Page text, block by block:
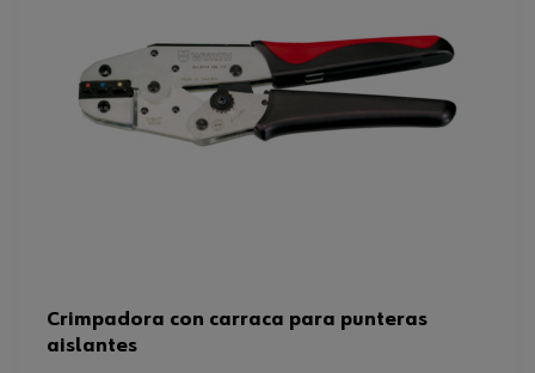
Crimpadora con carraca para punteras
aislantes